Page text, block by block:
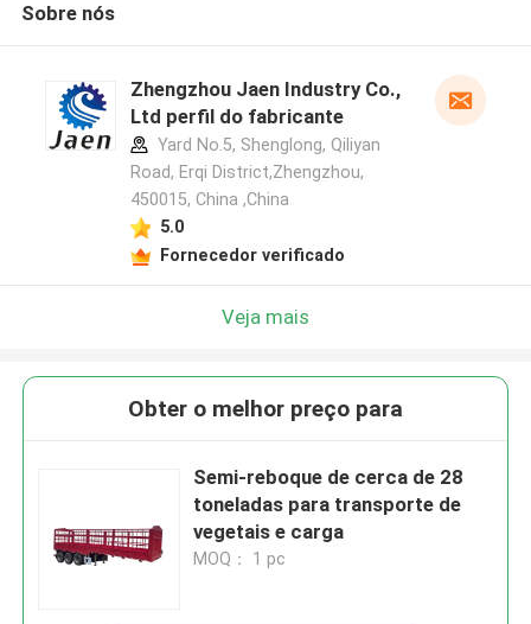
Sobre nós
Zhengzhou Jaen Industry Co.,
Ltd perfil do fabricante
Yard No.5, Shenglong, Qiliyan
Road, Erqi District,Zhengzhou,
450015, China ,China
5.0
Fornecedor verificado
Veja mais
Obter o melhor preço para
Semi-reboque de cerca de 28
toneladas para transporte de
vegetais e carga
MOQ： 1 pc